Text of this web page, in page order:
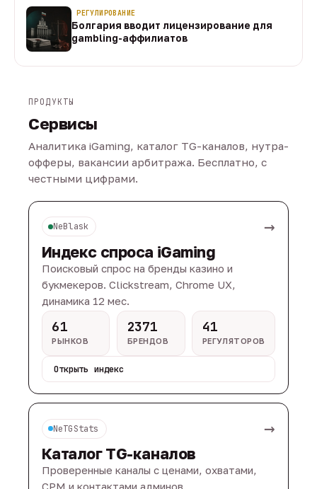
РЕГУЛИРОВАНИЕ
Болгария вводит лицензирование для
gambling-аффилиатов
ПРОДУКТЫ
Сервисы
Аналитика iGaming, каталог TG-каналов, нутра-
офферы, вакансии арбитража. Бесплатно, с
честными цифрами.
NeBlask →
Индекс спроса iGaming
Поисковый спрос на бренды казино и
букмекеров. Clickstream, Chrome UX,
динамика 12 мес.
61
РЫНКОВ
2371
БРЕНДОВ
41
РЕГУЛЯТОРОВ
Открыть индекс
NeTGStats →
Каталог TG-каналов
Проверенные каналы с ценами, охватами,
CPM и контактами админов.